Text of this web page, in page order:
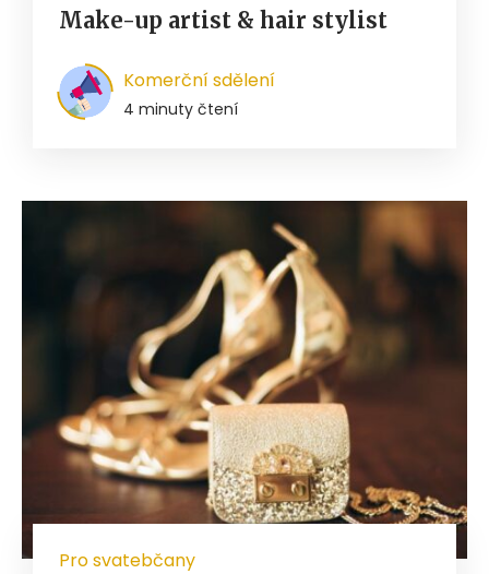
Make-up artist & hair stylist
Komerční sdělení
4 minuty čtení
Pro svatebčany